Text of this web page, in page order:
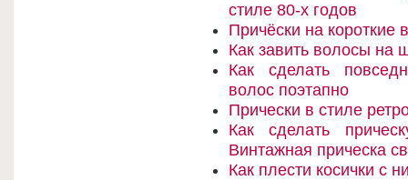
стиле 80-х годов
Причёски на короткие
Как завить волосы на
Как сделать
волос поэтапно
Прически в стиле
Как сделать
Винтажная прическа
Как плести косички с